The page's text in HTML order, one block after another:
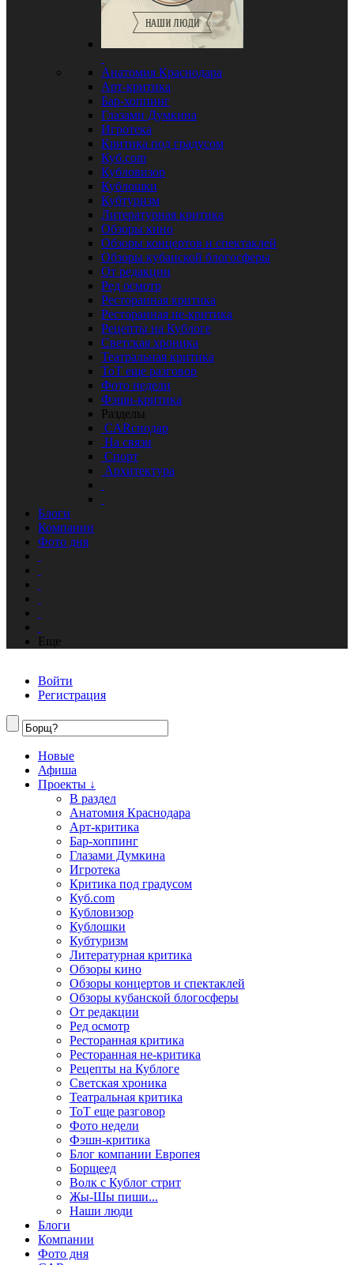
Анатомия Краснодара
Арт-критика
Бар-хоппинг
Глазами Думкина
Игротека
Критика под градусом
Куб.com
Кубловизор
Кублошки
Кубтуризм
Литературная критика
Обзоры кино
Обзоры концертов и спектаклей
Обзоры кубанской блогосферы
От редакции
Ред осмотр
Ресторанная критика
Ресторанная не-критика
Рецепты на Кублоге
Светская хроника
Театральная критика
ТоТ еще разговор
Фото недели
Фэшн-критика
Разделы
CARснодар
На связи
Спорт
Архитектура
Блоги
Компании
Фото дня
Еще
Войти
Регистрация
Новые
Афиша
Проекты ↓
В раздел
Анатомия Краснодара
Арт-критика
Бар-хоппинг
Глазами Думкина
Игротека
Критика под градусом
Куб.com
Кубловизор
Кублошки
Кубтуризм
Литературная критика
Обзоры кино
Обзоры концертов и спектаклей
Обзоры кубанской блогосферы
От редакции
Ред осмотр
Ресторанная критика
Ресторанная не-критика
Рецепты на Кублоге
Светская хроника
Театральная критика
ТоТ еще разговор
Фото недели
Фэшн-критика
Блог компании Европея
Борщеед
Волк с Кублог стрит
Жы-Шы пиши...
Наши люди
Блоги
Компании
Фото дня